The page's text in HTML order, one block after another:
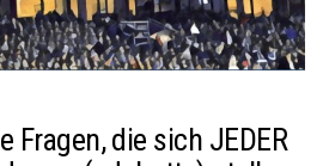
Fragen, die sich JEDER